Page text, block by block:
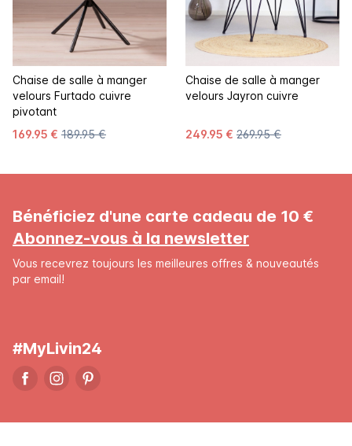
Chaise de salle à manger
velours Furtado cuivre
pivotant
169.95 € 189.95 €
Chaise de salle à manger
velours Jayron cuivre
249.95 € 269.95 €
Bénéficiez d'une carte cadeau de 10 €
Abonnez-vous à la newsletter
Vous recevrez toujours les meilleures offres & nouveautés
par email!
#MyLivin24